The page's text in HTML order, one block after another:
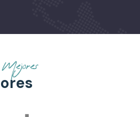
Mejores